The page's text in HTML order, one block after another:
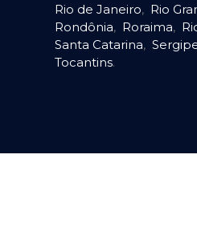
Rio de Janeiro, Rio
Rondônia, Roraima,
Santa Catarina,
Tocantins.